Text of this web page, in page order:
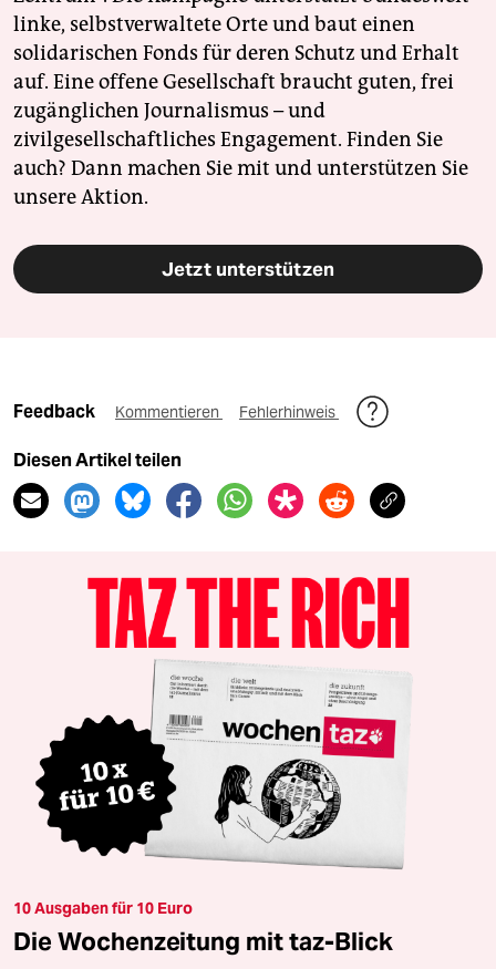
linke, selbstverwaltete Orte und baut einen
solidarischen Fonds für deren Schutz und Erhalt
auf. Eine offene Gesellschaft braucht guten, frei
zugänglichen Journalismus – und
zivilgesellschaftliches Engagement. Finden Sie
auch? Dann machen Sie mit und unterstützen Sie
unsere Aktion.
Jetzt unterstützen
Feedback Kommentieren Fehlerhinweis
Diesen Artikel teilen
10 Ausgaben für 10 Euro
Die Wochenzeitung mit taz-Blick